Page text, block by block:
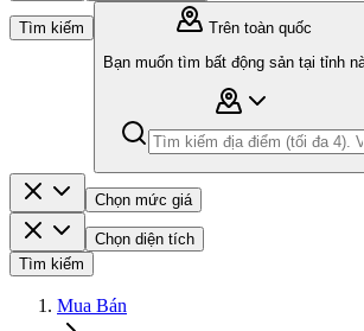
Tìm kiếm
Trên toàn quốc
Bạn muốn tìm bất động sản tại tỉnh
Chọn mức giá
Chọn diện tích
Tìm kiếm
Mua Bán